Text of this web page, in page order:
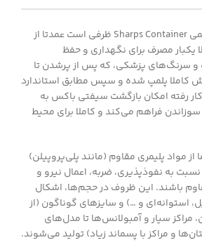
سیفتی باکس با نام علمی Sharps Container ظرفی است عمدتا از
یکبار مصرف برای نگهداری و حفظ
و سرنگ‌های پزشکی، که پس از پرشدن تا
کاملا پلمپ شده و سپس مطابق استاندارد
رفته امکان بازگشت سیفتی باکس به
فراهم می‌کند و کاملا برای محیط
مواد پلیمری مقاوم (مانند پلی‌پروپیلن)
به نفوذپذیری، ضربه، اعمال نیرو و
باشند. این ظروف در حجم‌ها، اشکال
و …) و سایزهای گوناگون (از
مراکز سیار و آمبولانس‌ها تا مدل‌های
و مراکز با پسماند زیاد) تولید می‌شوند.